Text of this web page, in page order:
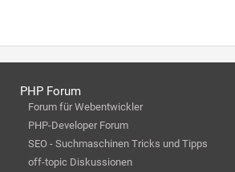
PHP Forum
Forum für Webentwickler
PHP-Developer Forum
SEO - Suchmaschinen Tricks und Tipps
off-topic Diskussionen